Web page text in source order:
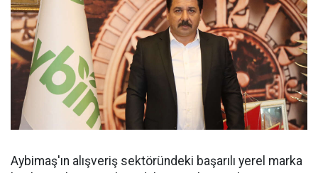
Aybimaş'ın alışveriş sektöründeki başarılı yerel marka